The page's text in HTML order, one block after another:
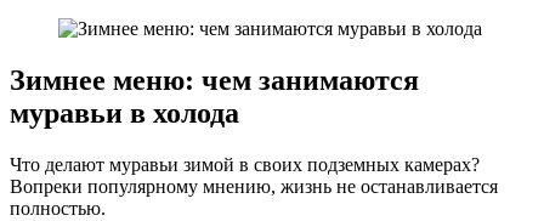
Зимнее меню: чем занимаются
муравьи в холода
Что делают муравьи зимой в своих подземных камерах?
Вопреки популярному мнению, жизнь не останавливается
полностью.